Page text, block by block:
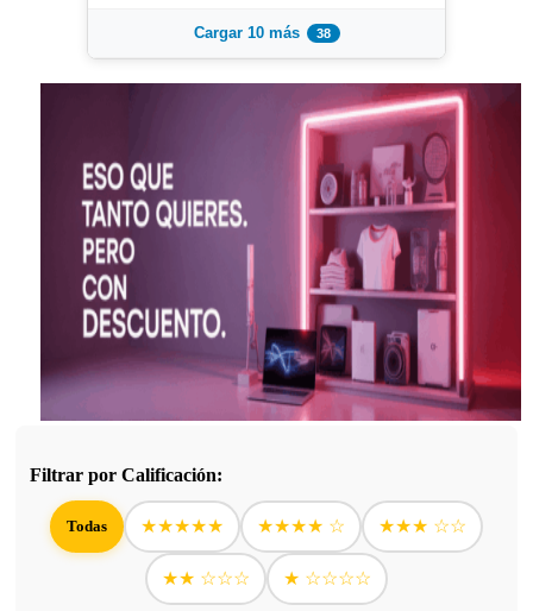
Cargar 10 más 38
Filtrar por Calificación:
Todas ★★★★★ ★★★★ ☆ ★★★ ☆☆
★★ ☆☆☆ ★ ☆☆☆☆